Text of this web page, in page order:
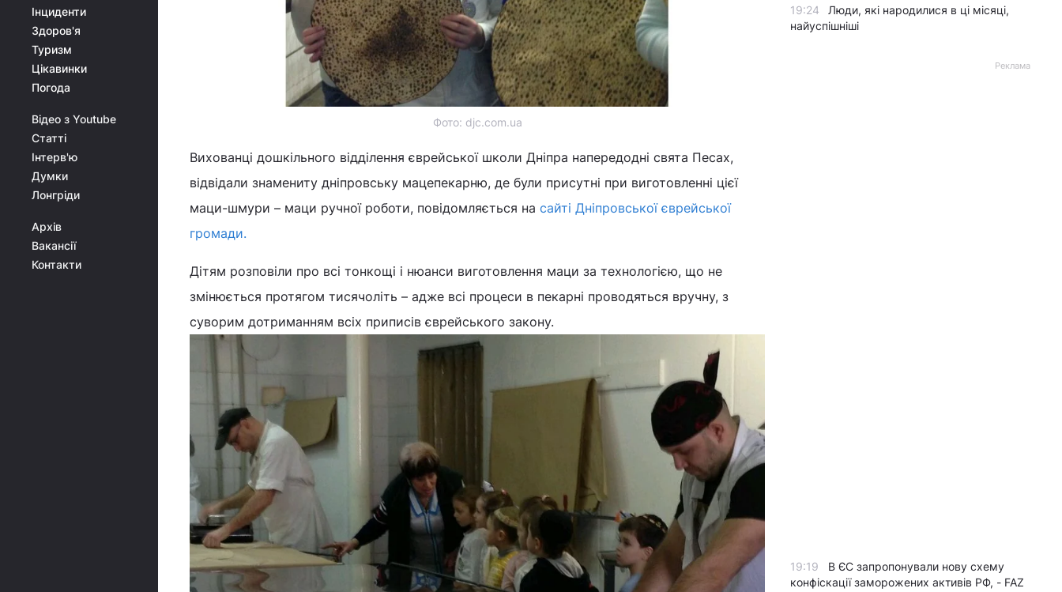
Інциденти
Здоров'я
Туризм
Цікавинки
Погода
Відео з Youtube
Статті
Інтерв'ю
Думки
Лонгріди
Архів
Вакансії
Контакти
Фото: djc.com.ua
Вихованці дошкільного відділення єврейської школи Дніпра напередодні свята Песах,
відвідали знамениту дніпровську мацепекарню, де були присутні при виготовленні цієї
маци-шмури – маци ручної роботи, повідомляється на сайті Дніпровської єврейської
громади.
Дітям розповіли про всі тонкощі і нюанси виготовлення маци за технологією, що не
змінюється протягом тисячоліть – адже всі процеси в пекарні проводяться вручну, з
суворим дотриманням всіх приписів єврейського закону.
19:24
Люди, які народилися в ці місяці,
найуспішніші
Реклама
19:19
В ЄС запропонували нову схему
конфіскації заморожених активів РФ, - FAZ